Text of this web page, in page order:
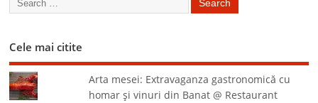
Cele mai citite
Arta mesei: Extravaganza gastronomică cu
homar şi vinuri din Banat @ Restaurant